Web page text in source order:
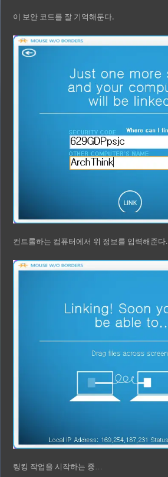
이 보안 코드를 잘 기억해둔다.
컨트롤하는 컴퓨터에서 위 정보를 입력해준다.
링킹 작업을 시작하는 중…